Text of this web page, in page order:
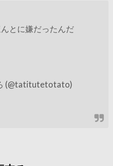
とに嫌だったんだ
(@tatitutetotato)